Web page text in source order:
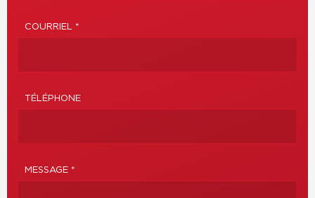
COURRIEL *
TÉLÉPHONE
MESSAGE *